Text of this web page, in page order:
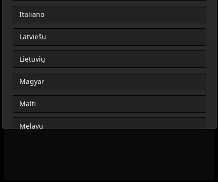
Italiano
Latviešu
Lietuvių
Magyar
Malti
Melayu